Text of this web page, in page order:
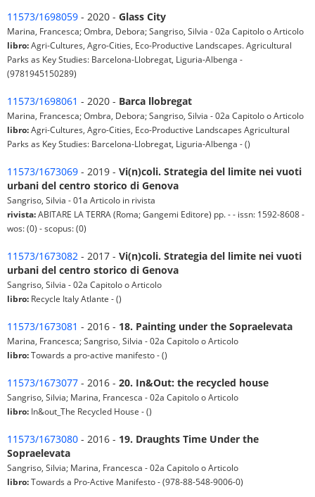
11573/1698059 - 2020 - Glass City
Marina, Francesca; Ombra, Debora; Sangriso, Silvia - 02a Capitolo o Articolo
libro:Agri-Cultures, Agro-Cities, Eco-Productive Landscapes. Agricultural
Parks as Key Studies: Barcelona-Llobregat, Liguria-Albenga -
(9781945150289)
11573/1698061 - 2020 - Barca llobregat
Marina, Francesca; Ombra, Debora; Sangriso, Silvia - 02a Capitolo o Articolo
libro:Agri-Cultures, Agro-Cities, Eco-Productive Landscapes Agricultural
Parks as Key Studies: Barcelona-Llobregat, Liguria-Albenga - ()
11573/1673069 - 2019 - Vi(n)coli. Strategia del limite nei vuoti
urbani del centro storico di Genova
Sangriso, Silvia - 01a Articolo in rivista
rivista:ABITARE LA TERRA (Roma; Gangemi Editore) pp. - - issn: 1592-8608 -
wos: (0) - scopus: (0)
11573/1673082 - 2017 - Vi(n)coli. Strategia del limite nei vuoti
urbani del centro storico di Genova
Sangriso, Silvia - 02a Capitolo o Articolo
libro: Recycle Italy Atlante - ()
11573/1673081 - 2016 - 18. Painting under the Sopraelevata
Marina, Francesca; Sangriso, Silvia - 02a Capitolo o Articolo
libro:Towards a pro-active manifesto - ()
11573/1673077 - 2016 - 20. In&Out: the recycled house
Sangriso, Silvia; Marina, Francesca - 02a Capitolo o Articolo
libro: In&out_The Recycled House - ()
11573/1673080 - 2016 - 19. Draughts Time Under the
Sopraelevata
Sangriso, Silvia; Marina, Francesca - 02a Capitolo o Articolo
libro:Towards a Pro-Active Manifesto - (978-88-548-9006-0)